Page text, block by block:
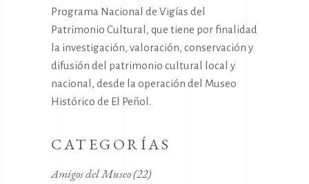
Programa Nacional de Vigías del
Patrimonio Cultural, que tiene por finalidad
la investigación, valoración, conservación y
difusión del patrimonio cultural local y
nacional, desde la operación del Museo
Histórico de El Peñol.
CATEGORÍAS
Amigos del Museo(22)